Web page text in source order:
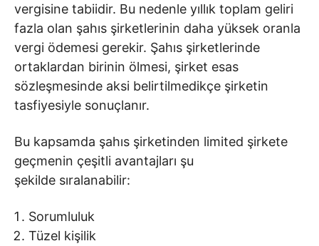
vergisine tabiidir. Bu nedenle yıllık toplam geliri
fazla olan şahıs şirketlerinin daha yüksek oranla
vergi ödemesi gerekir. Şahıs şirketlerinde
ortaklardan birinin ölmesi, şirket esas
sözleşmesinde aksi belirtilmedikçe şirketin
tasfiyesiyle sonuçlanır.
Bu kapsamda şahıs şirketinden limited şirkete
geçmenin çeşitli avantajları şu
şekilde sıralanabilir:
Sorumluluk
Tüzel kişilik